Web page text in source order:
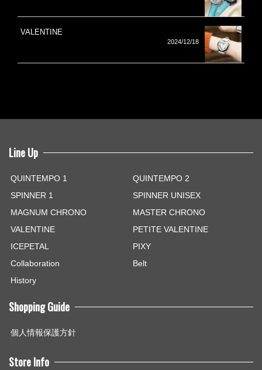
VALENTINE
2024/12/18
Line Up
QUINTEMPO 1
QUINTEMPO 2
SPINNER 1
SPINNER UNISEX
MAGNUM CHRONO
MASTER CHRONO
VALENTINE
PETITE VALENTINE
ICEPETAL
PIXY
Collaboration
Belt
History
Shopping Guide
個人情報保護方針
Store Info